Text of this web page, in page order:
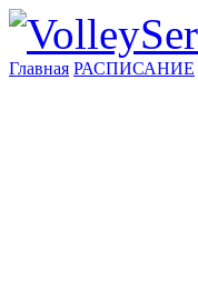
Главная РАСПИСАНИЕ